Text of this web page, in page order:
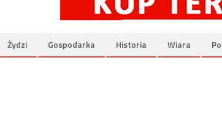
Żydzi Gospodarka Historia Wiara